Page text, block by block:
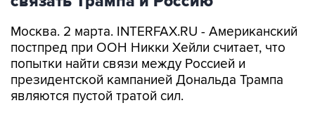
Москва. 2 марта. INTERFAX.RU - Американский
постпред при ООН Никки Хейли считает, что
попытки найти связи между Россией и
президентской кампанией Дональда Трампа
являются пустой тратой сил.